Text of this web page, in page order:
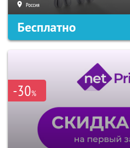
Россия
Бесплатно
-30%